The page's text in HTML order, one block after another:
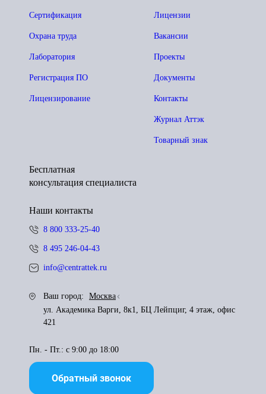
Лицензии
Вакансии
Проекты
Документы
Контакты
Журнал Аттэк
Товарный знак
Сертификация
Охрана труда
Лаборатория
Регистрация ПО
Лицензирование
Бесплатная
консультация специалиста
Наши контакты
8 800 333-25-40
8 495 246-04-43
info@centrattek.ru
Ваш город:
Москва
ул. Академика Варги, 8к1, БЦ Лейпциг, 4 этаж, офис
421
Пн. - Пт.: с 9:00 до 18:00
Обратный звонок